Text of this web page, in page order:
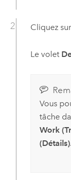
Cliquez
Le volet
Vous
tâche
Work
(Détails).